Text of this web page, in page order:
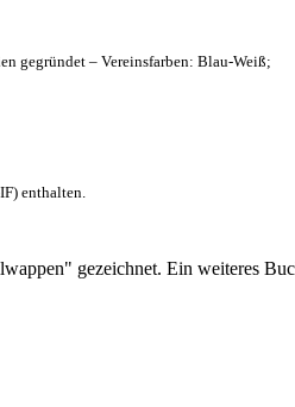
gegründet – Vereinsfarben: Blau-Weiß;
enthalten.
gezeichnet. Ein weiteres